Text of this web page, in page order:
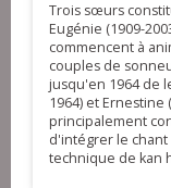
Trois sœurs
Eugénie (1909-
commencent à
couples de
jusqu'en 1964 de
1964) et
principalement
d'intégrer le
technique de kan